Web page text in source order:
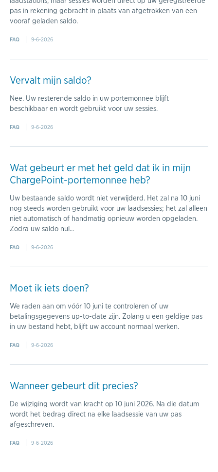
pas in rekening gebracht in plaats van afgetrokken van een
vooraf geladen saldo.
FAQ 9-6-2026
Vervalt mijn saldo?
Nee. Uw resterende saldo in uw portemonnee blijft
beschikbaar en wordt gebruikt voor uw sessies.
FAQ 9-6-2026
Wat gebeurt er met het geld dat ik in mijn
ChargePoint-portemonnee heb?
Uw bestaande saldo wordt niet verwijderd. Het zal na 10 juni
nog steeds worden gebruikt voor uw laadsessies; het zal alleen
niet automatisch of handmatig opnieuw worden opgeladen.
Zodra uw saldo nul...
FAQ 9-6-2026
Moet ik iets doen?
We raden aan om vóór 10 juni te controleren of uw
betalingsgegevens up-to-date zijn. Zolang u een geldige pas
in uw bestand hebt, blijft uw account normaal werken.
FAQ 9-6-2026
Wanneer gebeurt dit precies?
De wijziging wordt van kracht op 10 juni 2026. Na die datum
wordt het bedrag direct na elke laadsessie van uw pas
afgeschreven.
FAQ 9-6-2026